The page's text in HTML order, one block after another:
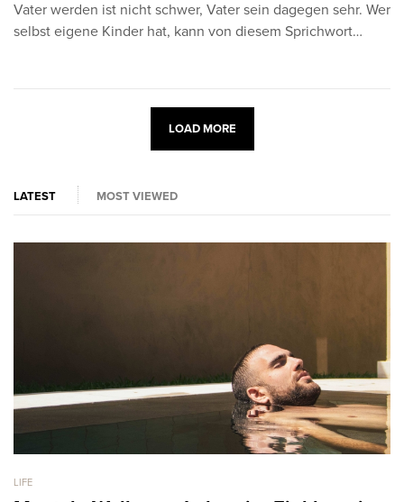
Vater werden ist nicht schwer, Vater sein dagegen sehr. Wer
selbst eigene Kinder hat, kann von diesem Sprichwort…
LOAD MORE
LATEST MOST VIEWED
LIFE